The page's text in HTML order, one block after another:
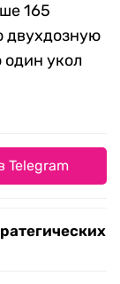
165
двухдозную
один укол
Telegram